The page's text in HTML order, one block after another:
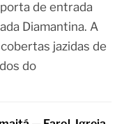
de entrada
Diamantina. A
jazidas de
do